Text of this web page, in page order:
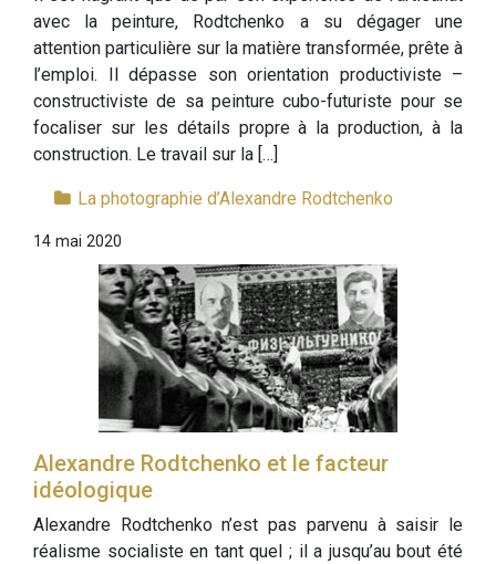
avec la peinture, Rodtchenko a su dégager une
attention particulière sur la matière transformée, prête à
l’emploi. Il dépasse son orientation productiviste –
constructiviste de sa peinture cubo-futuriste pour se
focaliser sur les détails propre à la production, à la
construction. Le travail sur la […]
La photographie d’Alexandre Rodtchenko
14 mai 2020
Alexandre Rodtchenko et le facteur
idéologique
Alexandre Rodtchenko n’est pas parvenu à saisir le
réalisme socialiste en tant quel ; il a jusqu’au bout été